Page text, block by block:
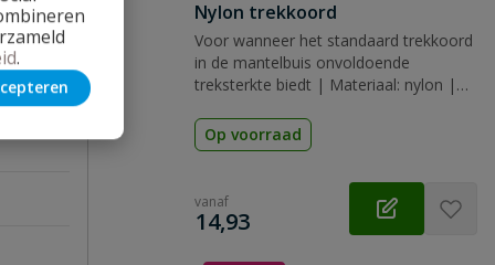
.
Nylon trekkoord
Voor wanneer het standaard trekkoord
in de mantelbuis onvoldoende
treksterkte biedt | Materiaal: nylon |
mm
Op voorraad
vanaf
€
14,93